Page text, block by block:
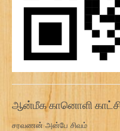
ஆன்மீக கானொளி
சரவணன் அன்பே சிவம்